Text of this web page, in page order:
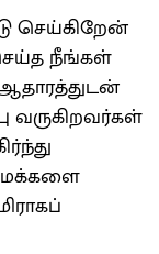
செய்கிறேன்
நீங்கள்
வருகிறவர்கள்
மக்களை